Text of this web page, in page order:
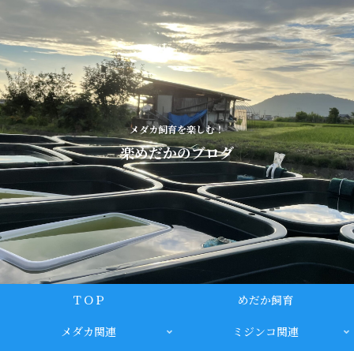
メダカ飼育を楽しむ！
楽めだかのブログ
ＴＯＰ
めだか飼育
メダカ関連
ミジンコ関連